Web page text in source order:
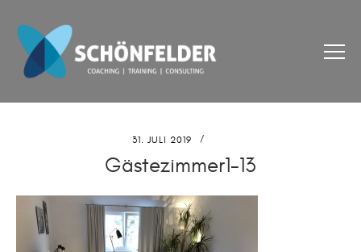
31. JULI 2019
Gästezimmer1-13